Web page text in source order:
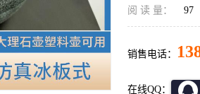
阅 读 量： 97
销售电话：
在线QQ：